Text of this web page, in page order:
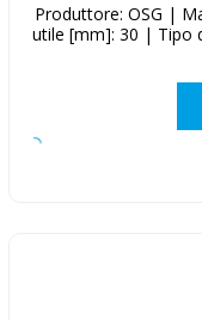
Produttore: OSG |
utile [mm]: 30 | Tipo